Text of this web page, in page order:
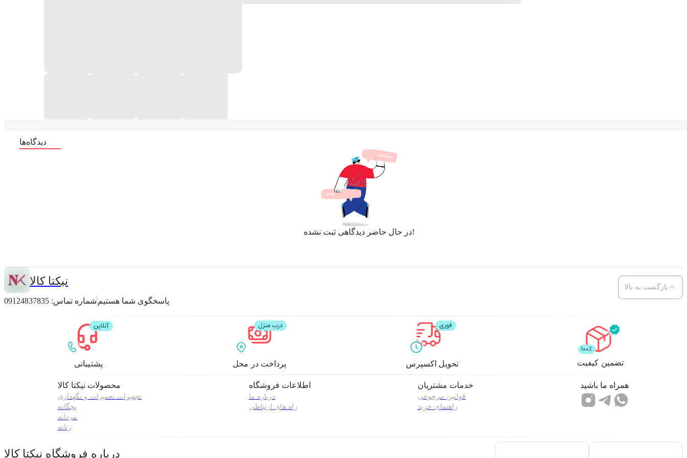
دیدگاه‌ها
در حال حاضر دیدگاهی ثبت نشده!
نیکتا کالا
شماره تماس: 09124837835 پاسخگوی شما هستیم
بازگشت به بالا
پشتیبانی پرداخت در محل تحویل اکسپرس تضمین کیفیت
محصولات نیکتا کالا
تجهیزات تعمیرات و نگهداری
بچگانه
مردانه
زنانه
اطلاعات فروشگاه
درباره ما
راه های ارتباطی
خدمات مشتریان
قوانین مرجوعی
راهنمای خرید
همراه ما باشید
درباره فروشگاه نیکتا کالا